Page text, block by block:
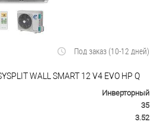
Под заказ (10-12 дней)
WALL SMART 12 V4 EVO HP Q
Инверторный
35
3.52